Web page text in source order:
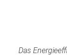
Das